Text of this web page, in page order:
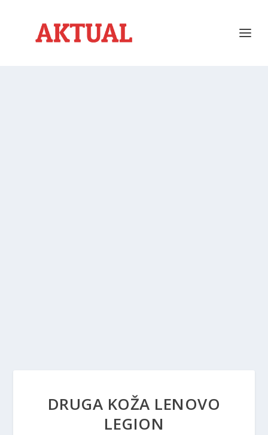
DRUGA KOŽA LENOVO
LEGION